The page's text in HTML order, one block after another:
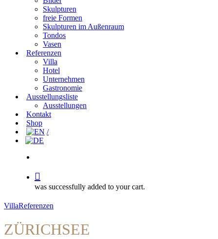
Skulpturen
freie Formen
Skulpturen im Außenraum
Tondos
Vasen
Referenzen
Villa
Hotel
Unternehmen
Gastronomie
Ausstellungsliste
Ausstellungen
Kontakt
Shop
was successfully added to your cart.
VillaReferenzen
ZÜRICHSEE